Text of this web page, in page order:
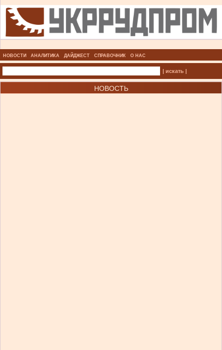
НОВОСТИ АНАЛИТИКА ДАЙДЖЕСТ СПРАВОЧНИК О НАС
| искать |
НОВОСТЬ